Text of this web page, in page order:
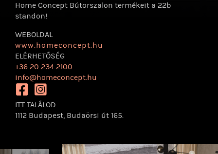
Home Concept Bútorszalon termékeit a 22b
standon!
WEBOLDAL
www.homeconcept.hu
ELÉRHETŐSÉG
+36 20 234 2100
info@homeconcept.hu
https://www.facebook.com/homeconceptbudaors
https://www.instagram.com/homeconcept.hu/
ITT TALÁLOD
1112 Budapest, Budaörsi út 165.